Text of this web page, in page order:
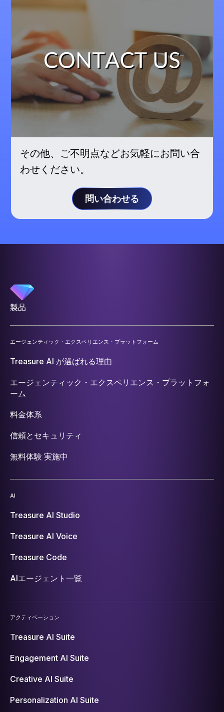
その他、ご不明点などお気軽にお問い合
わせください。
問い合わせる
製品
エージェンティック・エクスペリエンス・プラットフォーム
Treasure AI が選ばれる理由
エージェンティック・エクスペリエンス・プラットフォ
ーム
料金体系
信頼とセキュリティ
無料体験 実施中
AI
Treasure AI Studio
Treasure AI Voice
Treasure Code
AIエージェント一覧
アクティベーション
Treasure AI Suite
Engagement AI Suite
Creative AI Suite
Personalization AI Suite